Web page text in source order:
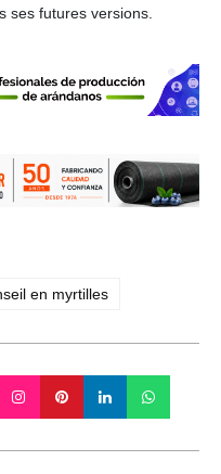
ses futures versions.
en myrtilles